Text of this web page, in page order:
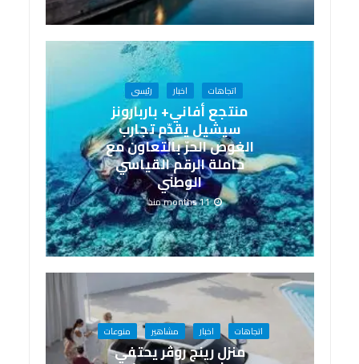
اتجاهات اخبار رئيسى
منتجع أفاني+ باربارونز
سيشيل يقدّم تجارب
الغوص الحرّ بالتعاون مع
حاملة الرقم القياسي
الوطني
11 months منذ
اتجاهات اخبار مشاهير منوعات
منزل رينج روڤر يحتفي